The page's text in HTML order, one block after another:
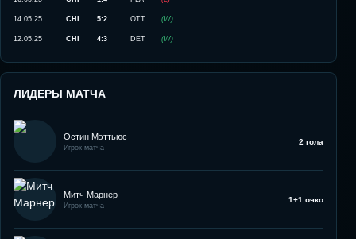
14.05.25 CHI 5:2 OTT (W)
12.05.25 CHI 4:3 DET (W)
ЛИДЕРЫ МАТЧА
Остин Мэттьюс
Игрок матча
2 гола
Митч Марнер
Игрок матча
1+1 очко